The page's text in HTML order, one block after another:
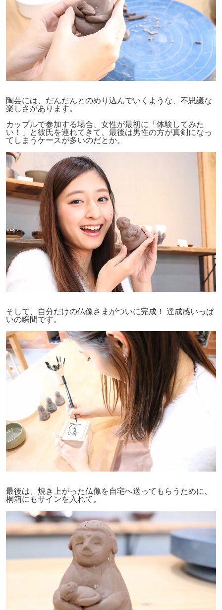
陶芸には、だんだんとのめり込んでいくような、不思議な
楽しさがあります。
カップルで参加する場合、女性が最初に「体験してみた
い！」と彼氏を連れてきて、最後は男性の方が真剣になっ
てしまうケースが多いのだとか。
そして、自分だけの仏像さまがついに完成！ 達成感いっぱ
いの瞬間です。
最後は、焼き上がった仏像を自宅へ送ってもらうために、
桐箱にもサインを入れて。